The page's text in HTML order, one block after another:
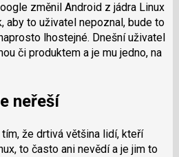
změnil Android z jádra Linux
aby to uživatel nepoznal, bude to
lhostejné. Dnešní uživatel
či produktem a je mu jedno, na
neřeší
že drtivá většina lidí, kteří
to často ani nevědí a je jim to